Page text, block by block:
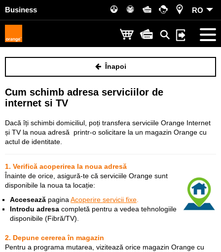
Business RO
Înapoi
Cum schimb adresa serviciilor de
internet si TV
Dacă îți schimbi domiciliul, poți transfera serviciile Orange Internet
și TV la noua adresă printr-o solicitare la un magazin Orange cu
actul de identitate.
1. Verifică acoperirea la noua adresă
Înainte de orice, asigură-te că serviciile Orange sunt
disponibile la noua ta locație:
Accesează pagina Acoperire servicii fixe
Introdu adresa completă pentru a vedea tehnologiile
disponibile (Fibră/TV).
2. Depune cererea în magazin
Pentru a programa mutarea, vizitează orice magazin Orange cu